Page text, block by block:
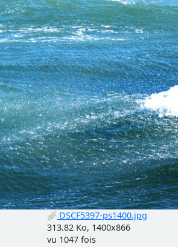
DSCF5397-ps1400.jpg
313.82 Ko, 1400x866
vu 1047 fois